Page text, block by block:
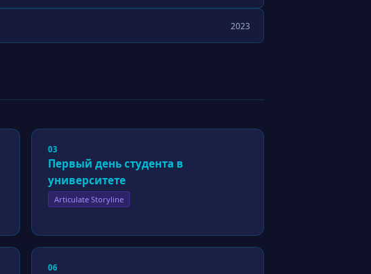
2023
03
Первый день студента в
университете
Articulate Storyline
06